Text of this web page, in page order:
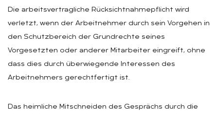
Die arbeitsvertragliche Rücksichtnahmepflicht wird
verletzt, wenn der Arbeitnehmer durch sein Vorgehen in
den Schutzbereich der Grundrechte seines
Vorgesetzten oder anderer Mitarbeiter eingreift, ohne
dass dies durch überwiegende Interessen des
Arbeitnehmers gerechtfertigt ist.
Das heimliche Mitschneiden des Gesprächs durch die